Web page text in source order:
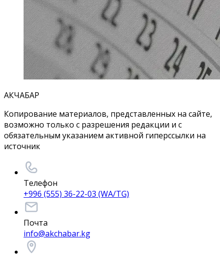
АКЧАБАР
Копирование материалов, представленных на сайте,
возможно только с разрешения редакции и с
обязательным указанием активной гиперссылки на
источник
Телефон
+996 (555) 36-22-03 (WA/TG)
Почта
info@akchabar.kg